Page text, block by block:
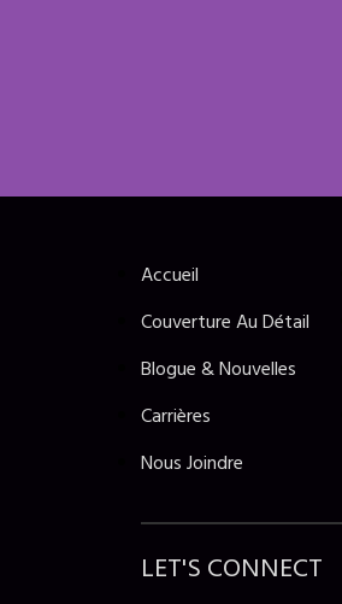
Accueil
Couverture Au Détail
Blogue & Nouvelles
Carrières
Nous Joindre
LET'S CONNECT